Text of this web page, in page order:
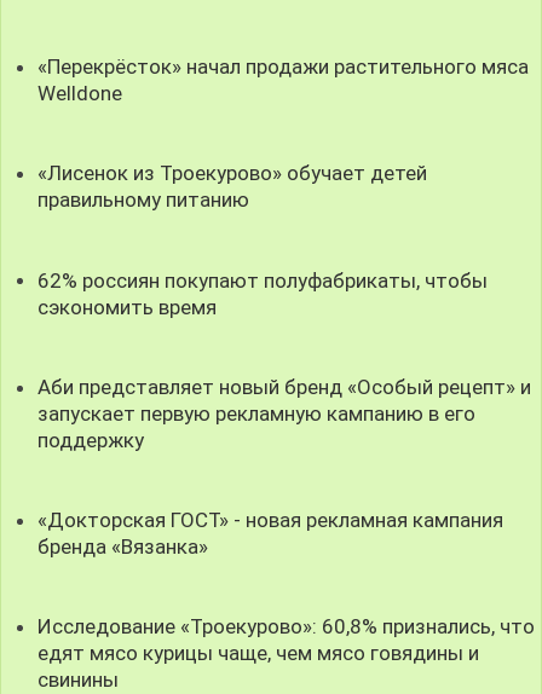
«Перекрёсток» начал продажи растительного мяса
Welldone
«Лисенок из Троекурово» обучает детей
правильному питанию
62% россиян покупают полуфабрикаты, чтобы
сэкономить время
Аби представляет новый бренд «Особый рецепт» и
запускает первую рекламную кампанию в его
поддержку
«Докторская ГОСТ» - новая рекламная кампания
бренда «Вязанка»
Исследование «Троекурово»: 60,8% признались, что
едят мясо курицы чаще, чем мясо говядины и
свинины